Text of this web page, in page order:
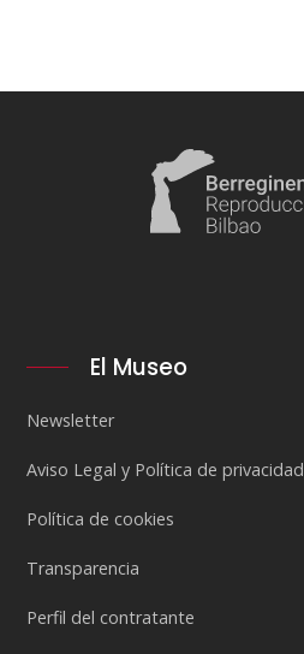
El Museo
Newsletter
Aviso Legal y Política de privacidad
Política de cookies
Transparencia
Perfil del contratante